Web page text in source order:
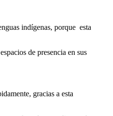
indígenas, porque esta
de presencia en sus
gracias a esta